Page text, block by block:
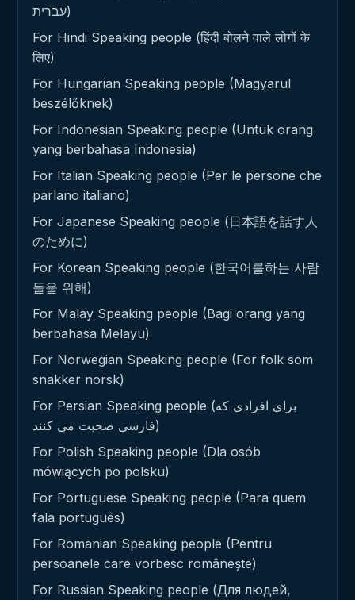
עברית)
For Hindi Speaking people (हिंदी बोलने वाले लोगों के
लिए)
For Hungarian Speaking people (Magyarul
beszélőknek)
For Indonesian Speaking people (Untuk orang
yang berbahasa Indonesia)
For Italian Speaking people (Per le persone che
parlano italiano)
For Japanese Speaking people (日本語を話す人
のために)
For Korean Speaking people (한국어를하는 사람
들을 위해)
For Malay Speaking people (Bagi orang yang
berbahasa Melayu)
For Norwegian Speaking people (For folk som
snakker norsk)
For Persian Speaking people (برای افرادی که
فارسی صحبت می کنند)
For Polish Speaking people (Dla osób
mówiących po polsku)
For Portuguese Speaking people (Para quem
fala português)
For Romanian Speaking people (Pentru
persoanele care vorbesc românește)
For Russian Speaking people (Для людей,